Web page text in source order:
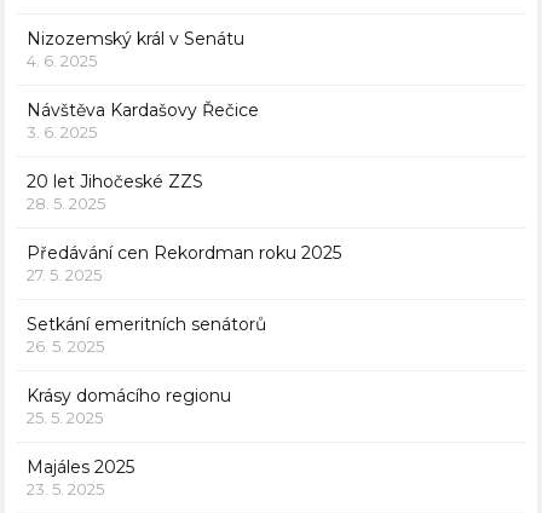
Nizozemský král v Senátu
4. 6. 2025
Návštěva Kardašovy Řečice
3. 6. 2025
20 let Jihočeské ZZS
28. 5. 2025
Předávání cen Rekordman roku 2025
27. 5. 2025
Setkání emeritních senátorů
26. 5. 2025
Krásy domácího regionu
25. 5. 2025
Majáles 2025
23. 5. 2025